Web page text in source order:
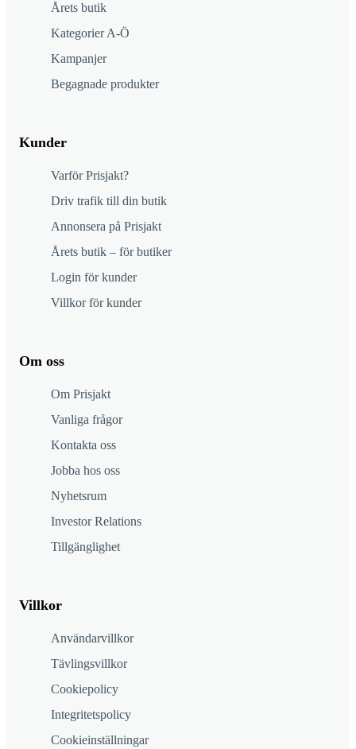
Årets butik
Kategorier A-Ö
Kampanjer
Begagnade produkter
Kunder
Varför Prisjakt?
Driv trafik till din butik
Annonsera på Prisjakt
Årets butik – för butiker
Login för kunder
Villkor för kunder
Om oss
Om Prisjakt
Vanliga frågor
Kontakta oss
Jobba hos oss
Nyhetsrum
Investor Relations
Tillgänglighet
Villkor
Användarvillkor
Tävlingsvillkor
Cookiepolicy
Integritetspolicy
Cookieinställningar